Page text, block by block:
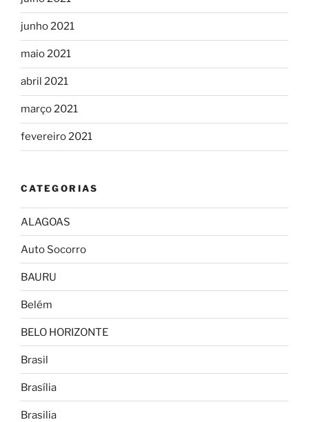
junho 2021
maio 2021
abril 2021
março 2021
fevereiro 2021
CATEGORIAS
ALAGOAS
Auto Socorro
BAURU
Belém
BELO HORIZONTE
Brasil
Brasília
Brasilia